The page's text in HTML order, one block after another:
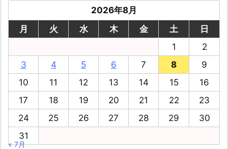
2026年8月
月
火 水 木 金 土
日
1
2
3
4 5 6 7 8
9
10
11 12 13 14 15
16
17
18 19 20 21 22
23
24
25 26 27 28 29
30
31
« 7月